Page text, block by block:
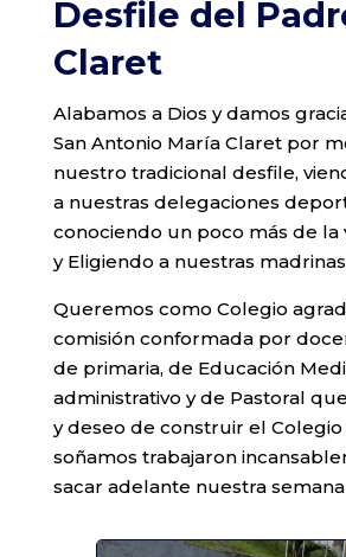
Desfile del
Claret
Alabamos a Dios y damos
San Antonio María Claret por
nuestro tradicional desfile,
a nuestras delegaciones
conociendo un poco más de la
y Eligiendo a nuestras
Queremos como Colegio
comisión conformada por
de primaria, de Educación
administrativo y de Pastoral
y deseo de construir el
soñamos trabajaron
sacar adelante nuestra